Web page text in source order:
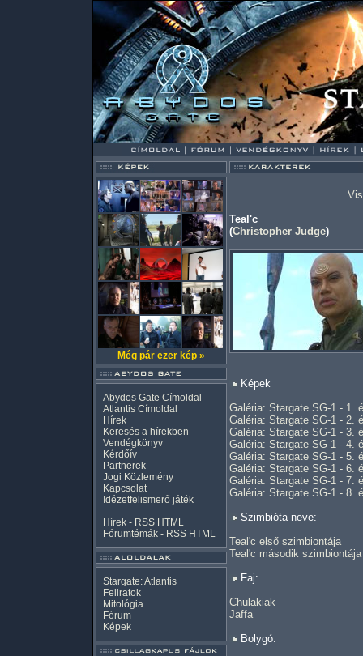
Még pár ezer kép »
Abydos Gate Címoldal
Atlantis Címoldal
Hírek
Keresés a hírekben
Vendégkönyv
Kérdőív
Partnerek
Jogi Közlemény
Kapcsolat
Idézetfelismerő játék
Hírek - RSS HTML
Fórumtémák - RSS HTML
Stargate: Atlantis
Feliratok
Mitológia
Fórum
Képek
Teal'c
(Christopher Judge)
Képek
Galéria: Stargate SG-1 - 1.
Galéria: Stargate SG-1 - 2.
Galéria: Stargate SG-1 - 3.
Galéria: Stargate SG-1 - 4.
Galéria: Stargate SG-1 - 5.
Galéria: Stargate SG-1 - 6.
Galéria: Stargate SG-1 - 7.
Galéria: Stargate SG-1 - 8.
Szimbióta neve:
Teal'c első szimbiontája
Teal'c második szimbiontája
Faj:
Chulakiak
Jaffa
Bolygó: